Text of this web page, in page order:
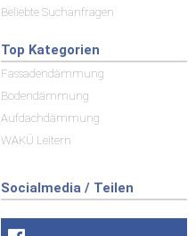
Beliebte Suchanfragen
Top Kategorien
Fassadendämmung
Bodendämmung
Aufdachdämmung
WAKÜ Leitern
Socialmedia / Teilen